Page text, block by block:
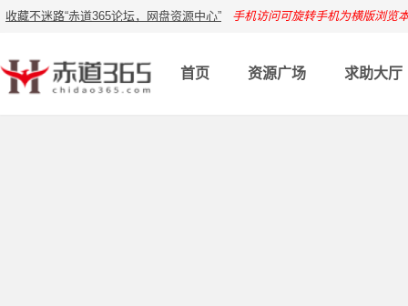
收藏不迷路“赤道365论坛，网盘资源中心” 手机访问可旋转手机为横版浏览
首页 资源广场 求助大厅